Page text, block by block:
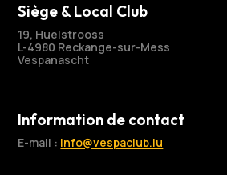
Siège & Local Club
19, Huelstrooss
L-4980 Reckange-sur-Mess
Vespanascht
Information de contact
E-mail : info@vespaclub.lu